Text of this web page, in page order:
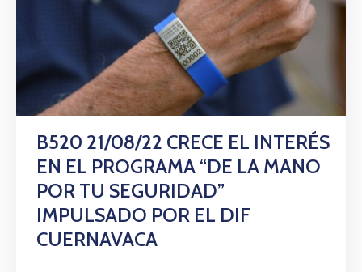
Transparencia
Directorio
B520 21/08/22 CRECE EL INTERÉS
EN EL PROGRAMA “DE LA MANO
POR TU SEGURIDAD”
IMPULSADO POR EL DIF
CUERNAVACA